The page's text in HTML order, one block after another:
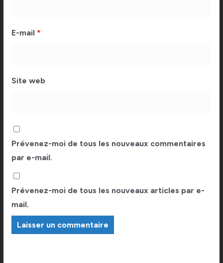
E-mail *
Site web
Prévenez-moi de tous les nouveaux commentaires
par e-mail.
Prévenez-moi de tous les nouveaux articles par e-
mail.